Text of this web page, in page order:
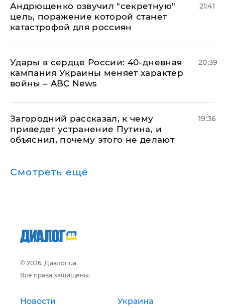
Андрющенко озвучил "секретную"
цель, поражение которой станет
катастрофой для россиян
21:41
Удары в сердце России: 40-дневная
кампания Украины меняет характер
войны – ABC News
20:39
Загородний рассказал, к чему
приведет устранение Путина, и
объяснил, почему этого не делают
19:36
Смотреть ещё
© 2026, Диалог.ua
Все права защищены.
Новости Украина